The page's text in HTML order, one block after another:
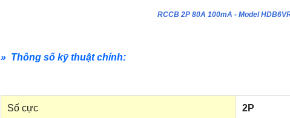
RCCB 2P 80A 100mA - Model
» Thông số kỹ thuật chính:
Số cực 2P